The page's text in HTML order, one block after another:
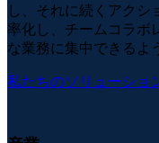
し、それに続くアクシ
率化し、チームコラボ
な業務に集中できるよ
私たちのソリューショ